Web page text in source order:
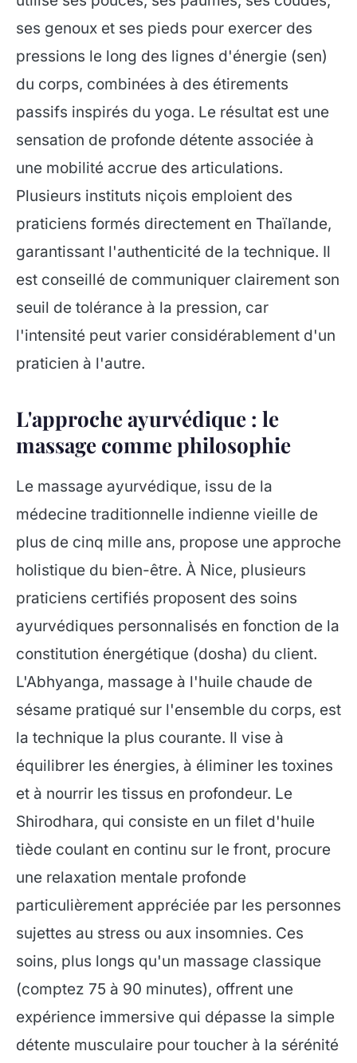
ses genoux et ses pieds pour exercer des
pressions le long des lignes d'énergie (sen)
du corps, combinées à des étirements
passifs inspirés du yoga. Le résultat est une
sensation de profonde détente associée à
une mobilité accrue des articulations.
Plusieurs instituts niçois emploient des
praticiens formés directement en Thaïlande,
garantissant l'authenticité de la technique. Il
est conseillé de communiquer clairement son
seuil de tolérance à la pression, car
l'intensité peut varier considérablement d'un
praticien à l'autre.
L'approche ayurvédique : le
massage comme philosophie
Le massage ayurvédique, issu de la
médecine traditionnelle indienne vieille de
plus de cinq mille ans, propose une approche
holistique du bien-être. À Nice, plusieurs
praticiens certifiés proposent des soins
ayurvédiques personnalisés en fonction de la
constitution énergétique (dosha) du client.
L'Abhyanga, massage à l'huile chaude de
sésame pratiqué sur l'ensemble du corps, est
la technique la plus courante. Il vise à
équilibrer les énergies, à éliminer les toxines
et à nourrir les tissus en profondeur. Le
Shirodhara, qui consiste en un filet d'huile
tiède coulant en continu sur le front, procure
une relaxation mentale profonde
particulièrement appréciée par les personnes
sujettes au stress ou aux insomnies. Ces
soins, plus longs qu'un massage classique
(comptez 75 à 90 minutes), offrent une
expérience immersive qui dépasse la simple
détente musculaire pour toucher à la sérénité